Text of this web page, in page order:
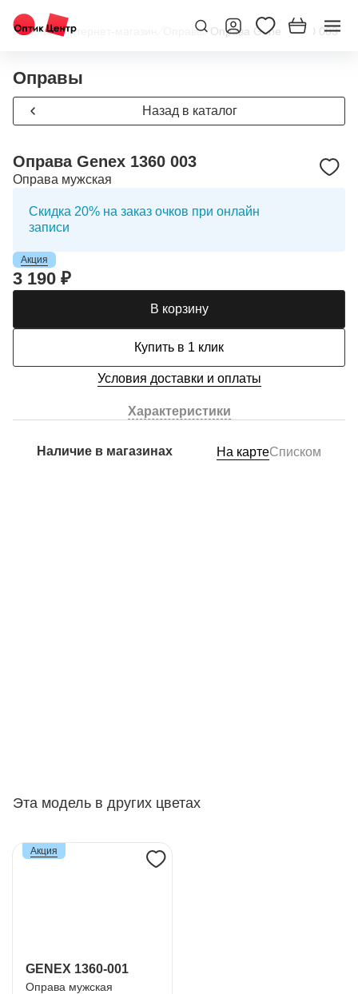
Главная/Интернет-магазин Оправы/ Оправа Genex 1360 003
Оправы
Назад в каталог
Оправа Genex 1360 003
Оправа мужская
Скидка 20% на заказ очков при онлайн
записи
Акция
3 190 ₽
В корзину
Купить в 1 клик
Условия доставки и оплаты
Характеристики
Наличие в магазинах На картеСписком
Эта модель в других цветах
GENEX 1360-001
Оправа мужская
Акция